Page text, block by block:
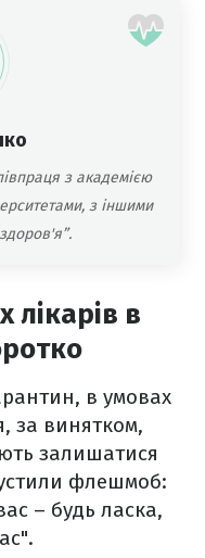
з академією
з іншими
лікарів в
в умовах
за винятком,
залишатися
флешмоб:
– будь ласка,